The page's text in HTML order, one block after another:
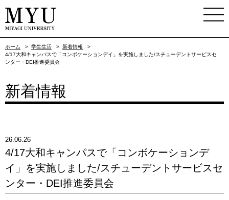
ホーム > 学生生活 > 新着情報
>
4/17大和キャンパスで「コンボケーションデイ」を実施しました/スチューデントサービスセ
ンター・DEI推進委員会
新着情報
26.06.26
4/17大和キャンパスで「コンボケーションデ
イ」を実施しました/スチューデントサービスセ
ンター・DEI推進委員会